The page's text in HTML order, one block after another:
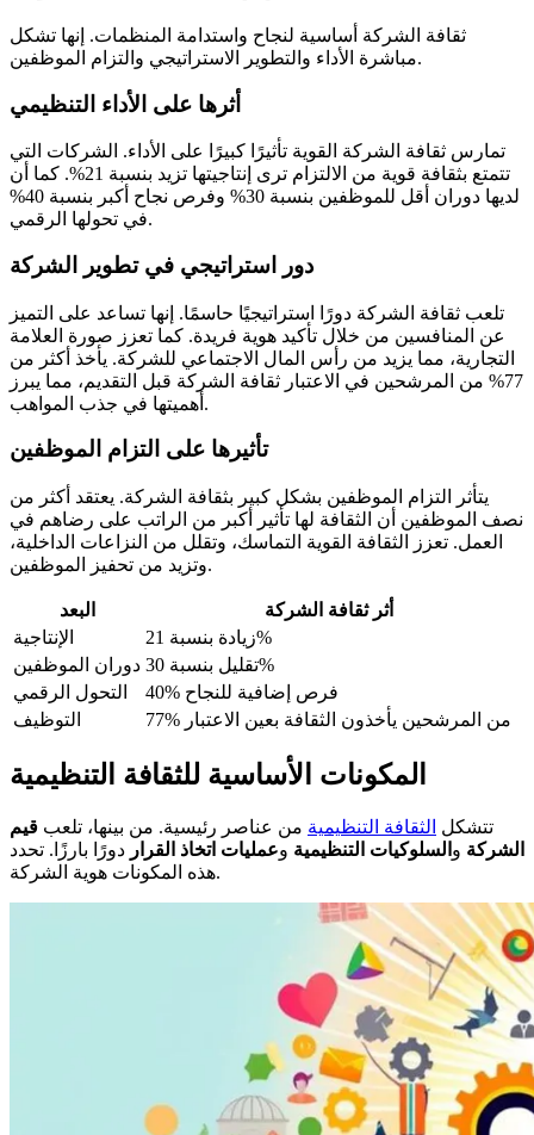
ثقافة الشركة أساسية لنجاح واستدامة المنظمات. إنها تشكل
مباشرة الأداء والتطوير الاستراتيجي والتزام الموظفين.
أثرها على الأداء التنظيمي
تمارس ثقافة الشركة القوية تأثيرًا كبيرًا على الأداء. الشركات التي
تتمتع بثقافة قوية من الالتزام ترى إنتاجيتها تزيد بنسبة 21%. كما أن
لديها دوران أقل للموظفين بنسبة 30% وفرص نجاح أكبر بنسبة 40%
في تحولها الرقمي.
دور استراتيجي في تطوير الشركة
تلعب ثقافة الشركة دورًا استراتيجيًا حاسمًا. إنها تساعد على التميز
عن المنافسين من خلال تأكيد هوية فريدة. كما تعزز صورة العلامة
التجارية، مما يزيد من رأس المال الاجتماعي للشركة. يأخذ أكثر من
77% من المرشحين في الاعتبار ثقافة الشركة قبل التقديم، مما يبرز
أهميتها في جذب المواهب.
تأثيرها على التزام الموظفين
يتأثر التزام الموظفين بشكل كبير بثقافة الشركة. يعتقد أكثر من
نصف الموظفين أن الثقافة لها تأثير أكبر من الراتب على رضاهم في
العمل. تعزز الثقافة القوية التماسك، وتقلل من النزاعات الداخلية،
وتزيد من تحفيز الموظفين.
البعد
أثر ثقافة الشركة
الإنتاجية
زيادة بنسبة 21%
دوران الموظفين
تقليل بنسبة 30%
التحول الرقمي
40% فرص إضافية للنجاح
التوظيف
77% من المرشحين يأخذون الثقافة بعين الاعتبار
المكونات الأساسية للثقافة التنظيمية
تتشكل الثقافة التنظيمية من عناصر رئيسية. من بينها، تلعب قيم
الشركة و السلوكيات التنظيمية وعمليات اتخاذ القرار دورًا بارزًا. تحدد
هذه المكونات هوية الشركة.